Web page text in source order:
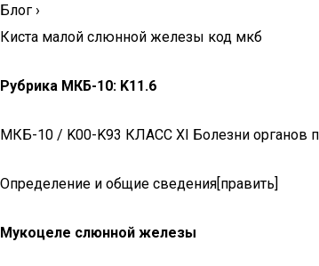
Блог ›
Киста малой слюнной железы код мкб
Рубрика МКБ-10: K11.6
МКБ-10 / K00-K93 КЛАСС XI Болезни органов
Определение и общие сведения[править]
Мукоцеле слюнной железы